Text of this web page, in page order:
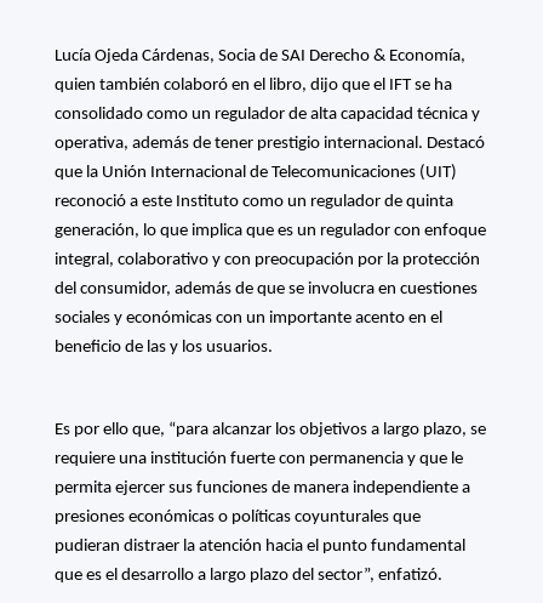
Lucía Ojeda Cárdenas, Socia de SAI Derecho & Economía,
quien también colaboró en el libro, dijo que el IFT se ha
consolidado como un regulador de alta capacidad técnica y
operativa, además de tener prestigio internacional. Destacó
que la Unión Internacional de Telecomunicaciones (UIT)
reconoció a este Instituto como un regulador de quinta
generación, lo que implica que es un regulador con enfoque
integral, colaborativo y con preocupación por la protección
del consumidor, además de que se involucra en cuestiones
sociales y económicas con un importante acento en el
beneficio de las y los usuarios.
Es por ello que, “para alcanzar los objetivos a largo plazo, se
requiere una institución fuerte con permanencia y que le
permita ejercer sus funciones de manera independiente a
presiones económicas o políticas coyunturales que
pudieran distraer la atención hacia el punto fundamental
que es el desarrollo a largo plazo del sector”, enfatizó.